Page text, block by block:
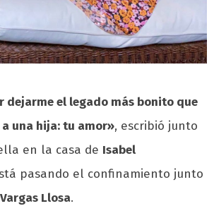
dejarme el legado más bonito que
una hija: tu amor», escribió junto
en la casa de Isabel
pasando el confinamiento junto
Llosa.